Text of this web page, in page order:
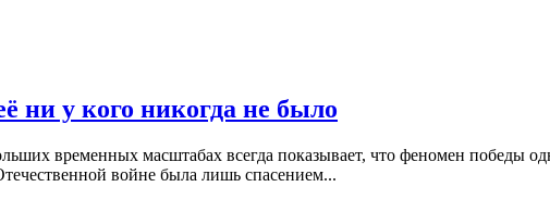
ни у кого никогда не было
временных масштабах всегда показывает, что феномен победы
войне была лишь спасением...